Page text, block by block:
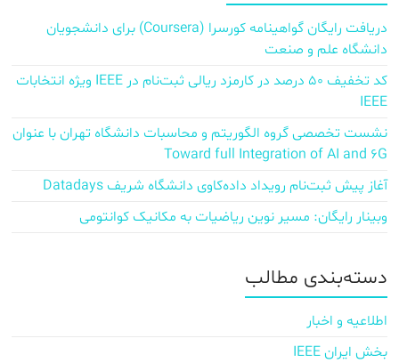
دریافت رایگان گواهینامه کورسرا (Coursera) برای دانشجویان
دانشگاه علم و صنعت
کد تخفیف ۵۰ درصد در کارمزد ریالی ثبت‌نام در IEEE ویژه انتخابات
IEEE
نشست تخصصی گروه الگوریتم و محاسبات دانشگاه تهران با عنوان
Toward full Integration of AI and 6G
آغاز پیش‌ ثبت‌نام رویداد داده‌کاوی دانشگاه شریف Datadays
وبینار رایگان: مسیر نوین ریاضیات به مکانیک کوانتومی
دسته‌بندی مطالب
اطلاعیه و اخبار
بخش ایران IEEE